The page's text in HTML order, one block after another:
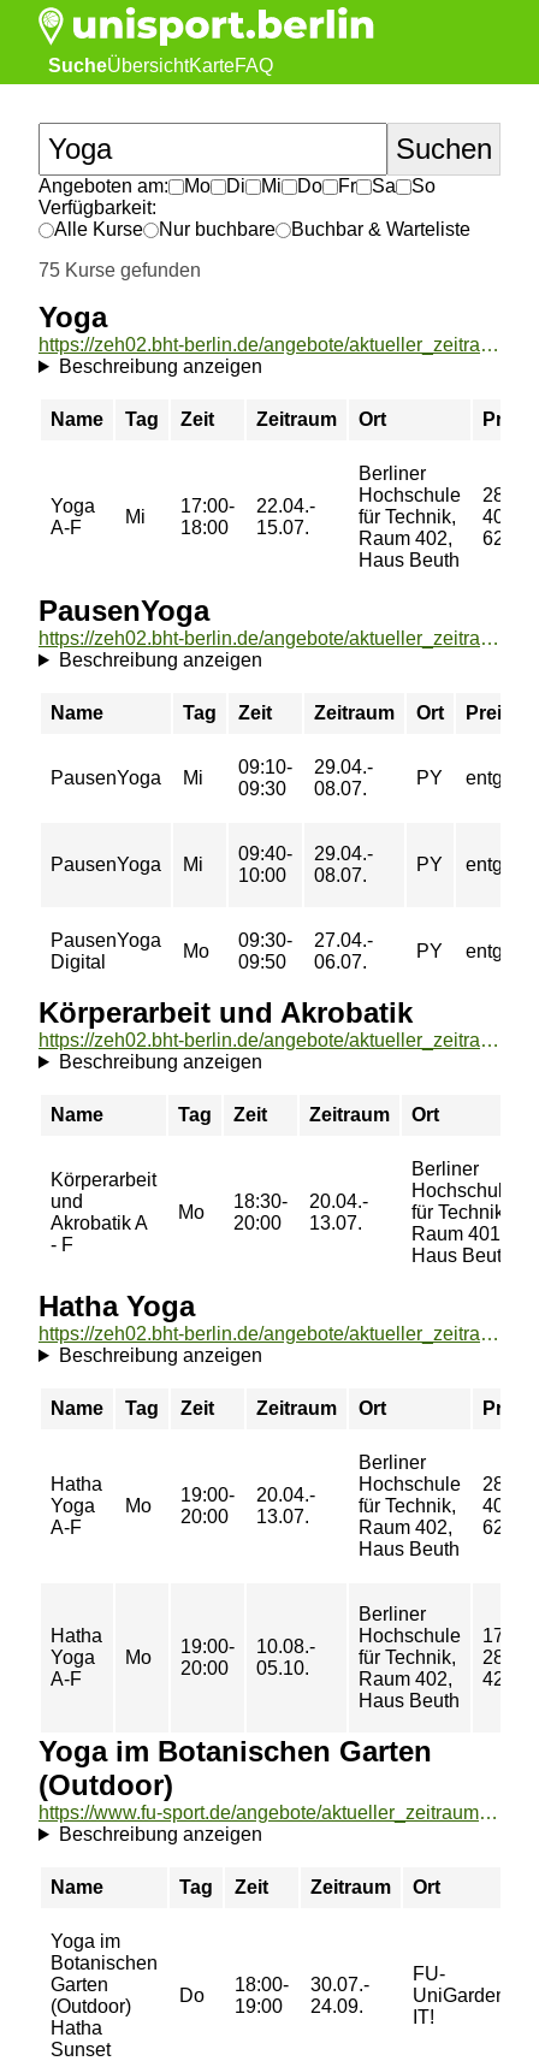
SucheÜbersichtKarteFAQ
Angeboten am: Mo Di Mi Do Fr Sa
So
Verfügbarkeit:
Alle Kurse
Nur buchbare
Buchbar & Warteliste
75 Kurse gefunden
Yoga
https://zeh02.bht-berlin.de/angebote/aktueller_zeitraum/_Yoga.html
Beschreibung anzeigen
Name Tag Zeit Zeitraum Ort Preis
Yoga
A-F
Mi
17:00-
18:00
22.04.-
15.07.
Berliner
Hochschule
für Technik,
Raum 402,
Haus Beuth
28/
40/
62 €
PausenYoga
https://zeh02.bht-berlin.de/angebote/aktueller_zeitraum/_PausenYoga.html
Beschreibung anzeigen
Name Tag Zeit Zeitraum Ort Preis
PausenYoga Mi
09:10-
09:30
29.04.-
08.07.
PY
PausenYoga Mi
09:40-
10:00
29.04.-
08.07.
PY
PausenYoga
Digital
Mo
09:30-
09:50
27.04.-
06.07.
PY
Körperarbeit und Akrobatik
https://zeh02.bht-berlin.de/angebote/aktueller_zeitraum/_Koerperarbeit_und_Akrobatik.html
Beschreibung anzeigen
Name Tag Zeit Zeitraum Ort
Körperarbeit
und
Akrobatik A
- F
Mo
18:30-
20:00
20.04.-
13.07.
Berliner
Hochschule
für Technik,
Raum 401,
Haus Beuth
Hatha Yoga
https://zeh02.bht-berlin.de/angebote/aktueller_zeitraum/_Hatha_Yoga.html
Beschreibung anzeigen
Name Tag Zeit Zeitraum Ort Preis
Hatha
Yoga
A-F
Mo
19:00-
20:00
20.04.-
13.07.
Berliner
Hochschule
für Technik,
Raum 402,
Haus Beuth
28/
40/
62 €
Hatha
Yoga
A-F
Mo
19:00-
20:00
10.08.-
05.10.
Berliner
Hochschule
für Technik,
Raum 402,
Haus Beuth
17/
28/
42 €
Yoga im Botanischen Garten
(Outdoor)
https://www.fu-sport.de/angebote/aktueller_zeitraum/_Yoga_im_Botanischen_Garten__Outdoor_.html
Beschreibung anzeigen
Name Tag Zeit Zeitraum Ort
Yoga im
Botanischen
Garten
(Outdoor)
Hatha
Sunset
Do
18:00-
19:00
30.07.-
24.09.
FU-
IT!